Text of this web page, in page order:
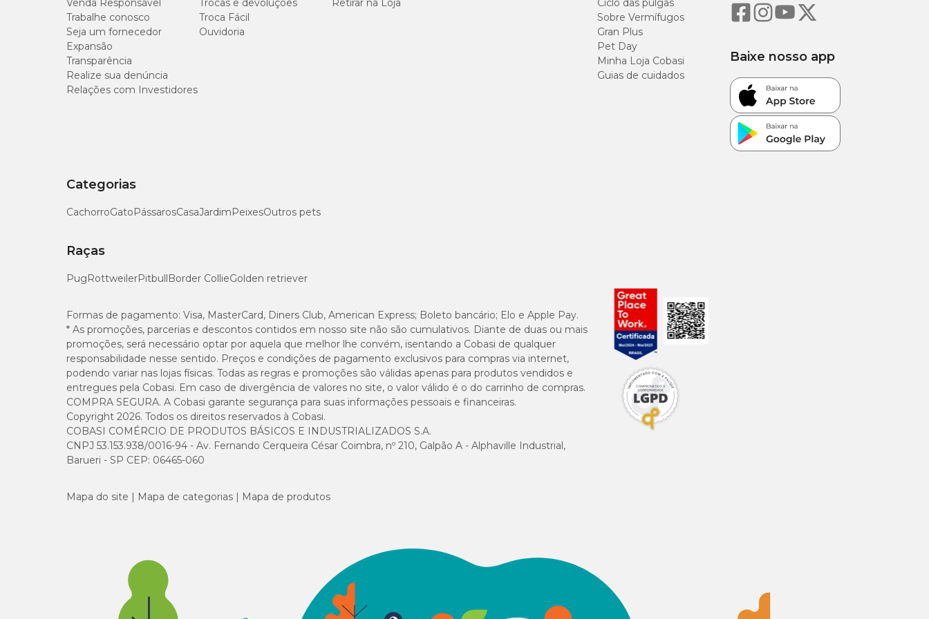
Leite integral em pó (biscoito sabor leite)
Açúcar
Minerais (cloreto de sódio, fosfato bicálcico)
Metabissulfito de sódio, sorbato de potássio
Hidrolisado de fígado de ave e suíno
BHT e dióxido de titânio (corante)
Parâmetro
Matéria Fibrosa (máx.) 40g/kg 4%
Matéria Mineral (máx.) 70g/kg
Cálcio (mín.) 0,2%
Cálcio (máx.)
Fósforo (máx.)
Ácido Linoleico (mín.) 9000mg/kg
Venda Responsável
Trabalhe conosco
Seja um fornecedor
Expansão
Transparência
Realize sua denúncia
Relações com Investidores
Trocas e devoluções
Troca Fácil
Ouvidoria
Retirar na Loja
Ciclo das pulgas
Sobre Vermífugos
Gran Plus
Pet Day
Minha Loja Cobasi
Guias de cuidados
Categorias
CachorroGatoPássarosCasaJardimPeixesOutros pets
Raças
PugRottweilerPitbullBorder CollieGolden retriever
Baixe nosso app
Formas de pagamento: Visa, MasterCard, Diners Club, American Express; Boleto bancário; Elo e Apple Pay.
* As promoções, parcerias e descontos contidos em nosso site não são cumulativos. Diante de duas ou mais
promoções, será necessário optar por aquela que melhor lhe convém, isentando a Cobasi de qualquer
responsabilidade nesse sentido. Preços e condições de pagamento exclusivos para compras via internet,
podendo variar nas lojas físicas. Todas as regras e promoções são válidas apenas para produtos vendidos e
entregues pela Cobasi. Em caso de divergência de valores no site, o valor válido é o do carrinho de compras.
COMPRA SEGURA. A Cobasi garante segurança para suas informações pessoais e financeiras.
Copyright 2026. Todos os direitos reservados à Cobasi.
COBASI COMÉRCIO DE PRODUTOS BÁSICOS E INDUSTRIALIZADOS S.A.
CNPJ 53.153.938/0016-94 - Av. Fernando Cerqueira César Coimbra, nº 210, Galpão A - Alphaville Industrial,
Barueri - SP CEP: 06465-060
Mapa do site Mapa de categorias Mapa de produtos